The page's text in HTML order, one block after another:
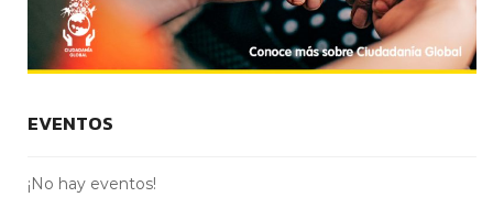
EVENTOS
¡No hay eventos!